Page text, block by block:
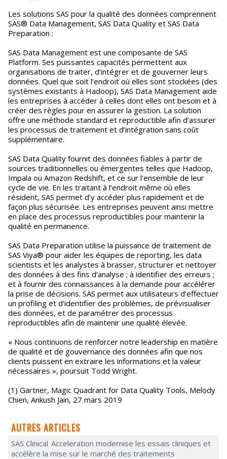
Les solutions SAS pour la qualité des données comprennent
SAS® Data Management, SAS Data Quality et SAS Data
Preparation :
SAS Data Management est une composante de SAS
Platform. Ses puissantes capacités permettent aux
organisations de traiter, d’intégrer et de gouverner leurs
données. Quel que soit l’endroit où elles sont stockées (des
systèmes existants à Hadoop), SAS Data Management aide
les entreprises à accéder à celles dont elles ont besoin et à
créer des règles pour en assurer la gestion. La solution
offre une méthode standard et reproductible afin d’assurer
les processus de traitement et d’intégration sans coût
supplémentaire.
SAS Data Quality fournit des données fiables à partir de
sources traditionnelles ou émergentes telles que Hadoop,
Impala ou Amazon Redshift, et ce sur l’ensemble de leur
cycle de vie. En les traitant à l’endroit même où elles
résident, SAS permet d’y accéder plus rapidement et de
façon plus sécurisée. Les entreprises peuvent ainsi mettre
en place des processus reproductibles pour maintenir la
qualité en permanence.
SAS Data Preparation utilise la puissance de traitement de
SAS Viya® pour aider les équipes de reporting, les data
scientists et les analystes à brasser, structurer et nettoyer
des données à des fins d’analyse ; à identifier des erreurs ;
et à fournir des connaissances à la demande pour accélérer
la prise de décisions. SAS permet aux utilisateurs d’effectuer
un profiling et d’identifier des problèmes, de prévisualiser
des données, et de paramétrer des processus
reproductibles afin de maintenir une qualité élevée.
« Nous continuons de renforcer notre leadership en matière
de qualité et de gouvernance des données afin que nos
clients puissent en extraire les informations et la valeur
nécessaires », poursuit Todd Wright.
(1) Gartner, Magic Quadrant for Data Quality Tools, Melody
Chien, Ankush Jain, 27 mars 2019
AUTRES ARTICLES
SAS Clinical Acceleration modernise les essais cliniques et
accélère la mise sur le marché des traitements